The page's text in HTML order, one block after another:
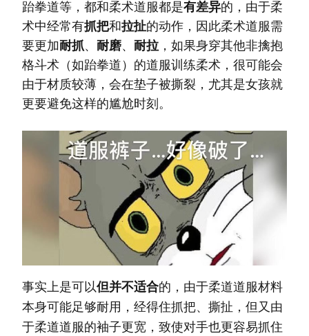
跆拳道等，都和柔术道服都是有差异的，由于柔
术中经常有抓把和拉扯的动作，因此柔术道服需
要更加耐抓、 耐磨、 耐拉 ，如果身穿其他非擒抱
格斗术（如跆拳道）的道服训练柔术，很可能会
由于材质较薄，会在垫子被撕裂，尤其是女孩就
更要避免这样的尴尬时刻。
事实上是可以但并不适合的，由于柔道道服材料
本身可能足够耐用，经得住抓把、撕扯，但又由
于柔道道服的袖子更宽，致使对手也更容易抓住